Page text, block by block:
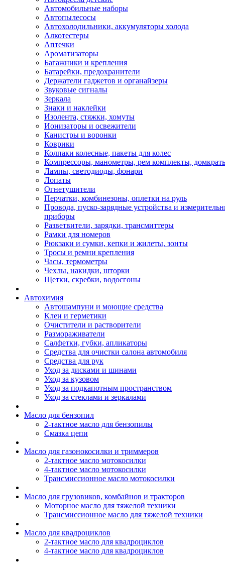
Автомобильные наборы
Автопылесосы
Автохолодильники, аккумуляторы холода
Алкотестеры
Аптечки
Ароматизаторы
Багажники и крепления
Батарейки, предохранители
Держатели гаджетов и органайзеры
Звуковые сигналы
Зеркала
Знаки и наклейки
Изолента, стяжки, хомуты
Ионизаторы и освежители
Канистры и воронки
Коврики
Колпаки колесные, пакеты для колес
Компрессоры, манометры, рем комплекты,
Лампы, светодиоды, фонари
Лопаты
Огнетушители
Перчатки, комбинезоны, оплетки на руль
Провода, пуско-зарядные устройства и
приборы
Разветвители, зарядки, трансмиттеры
Рамки для номеров
Рюкзаки и сумки, кепки и жилеты, зонты
Тросы и ремни крепления
Часы, термометры
Чехлы, накидки, шторки
Щетки, скребки, водосгоны
Автохимия
Автошампуни и моющие средства
Клеи и герметики
Очистители и растворители
Размораживатели
Салфетки, губки, апликаторы
Средства для очистки салона автомобиля
Средства для рук
Уход за дисками и шинами
Уход за кузовом
Уход за подкапотным пространством
Уход за стеклами и зеркалами
Масло для бензопил
2-тактное масло для бензопилы
Cмазка цепи
Масло для газонокосилки и триммеров
2-тактное масло мотокосилки
4-тактное масло мотокосилки
Трансмиссионное масло мотокосилки
Масло для грузовиков, комбайнов и тракторов
Моторное масло для тяжелой техники
Трансмиссионное масло для тяжелой техники
Масло для квадроциклов
2-тактное масло для квадроциклов
4-тактное масло для квадроциклов